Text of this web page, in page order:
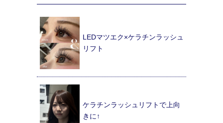
LEDマツエク×ケラチンラッシュ
リフト
ケラチンラッシュリフトで上向
きに↑